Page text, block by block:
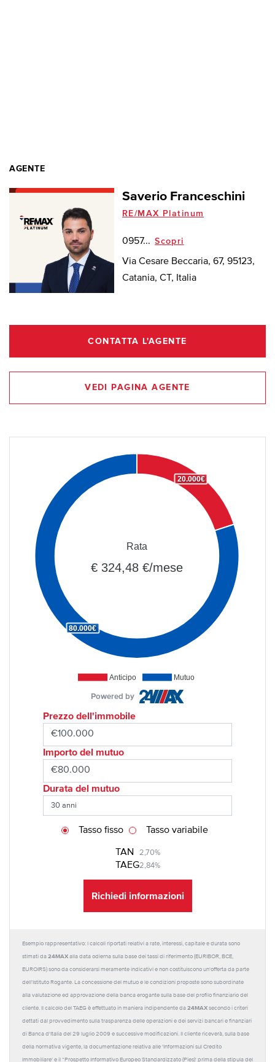
AGENTE
Saverio Franceschini
RE/MAX Platinum
0957... Scopri
Via Cesare Beccaria, 67, 95123,
Catania, CT, Italia
CONTATTA L'AGENTE
VEDI PAGINA AGENTE
Anticipo Mutuo
20.000€
80.000€
Rata
€ 324,48 €/mese
Powered by
Prezzo dell'immobile
Importo del mutuo
Durata del mutuo
TAN 2,70%
TAEG2,84%
Tasso fisso Tasso variabile
Richiedi informazioni
Esempio rappresentativo: I calcoli riportati relativi a rate, interessi, capitale e durata sono
stimati da 24MAX alla data odierna sulla base dei tassi di riferimento (EURIBOR, BCE,
EUROIRS) sono da considerarsi meramente indicativi e non costituiscono un'offerta da parte
dell'Istituto Rogante. La concessione del mutuo e le condizioni proposte sono subordinate
alla valutazione ed approvazione della banca erogante sulla base del profilo finanziario del
cliente. Il calcolo del TAEG è effettuato in maniera indipendente da 24MAX secondo i criteri
dettati dal provvedimento sulla trasparenza delle operazioni e dei servizi bancari e finanziari
di Banca d'Italia del 29 luglio 2009 e successive modificazioni. Il cliente riceverà, sulla base
della normativa vigente, la documentazione relativa alle 'Informazioni sul Credito
Immobiliare' e il “Prospetto Informativo Europeo Standardizzato (Pies)' prima della stipula del